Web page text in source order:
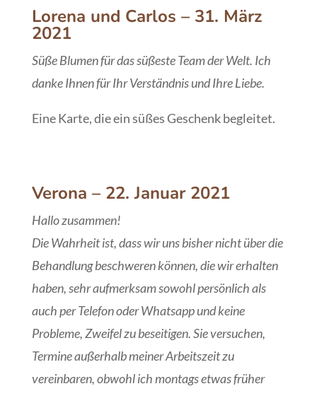
Lorena und Carlos – 31. März
2021
Süße Blumen für das süßeste Team der Welt. Ich
danke Ihnen für Ihr Verständnis und Ihre Liebe.
Eine Karte, die ein süßes Geschenk begleitet.
Verona – 22. Januar 2021
Hallo zusammen!
Die Wahrheit ist, dass wir uns bisher nicht über die
Behandlung beschweren können, die wir erhalten
haben, sehr aufmerksam sowohl persönlich als
auch per Telefon oder Whatsapp und keine
Probleme, Zweifel zu beseitigen. Sie versuchen,
Termine außerhalb meiner Arbeitszeit zu
vereinbaren, obwohl ich montags etwas früher